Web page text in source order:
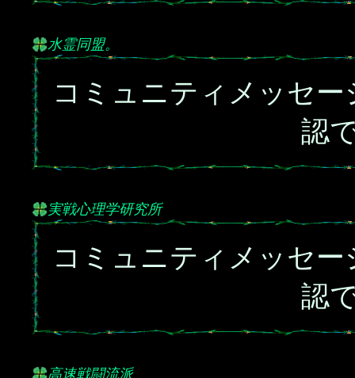
水霊同盟。
コミュニティメッセ
認
実戦心理学研究所
コミュニティメッセ
認
高速戦闘流派